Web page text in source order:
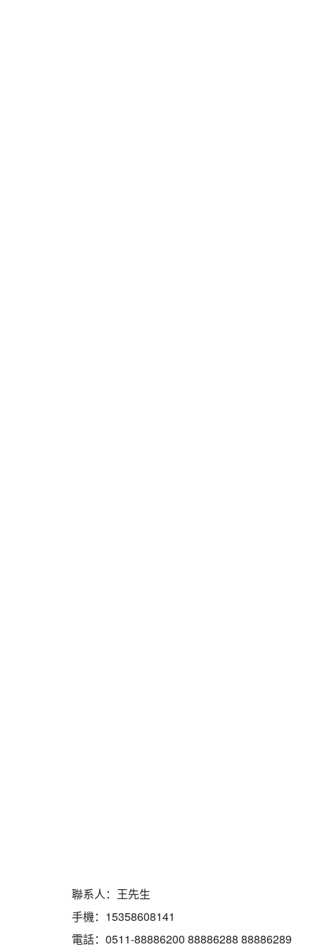
聯系人：王先生
手機：15358608141
電話：0511-88886200 88886288 88886289